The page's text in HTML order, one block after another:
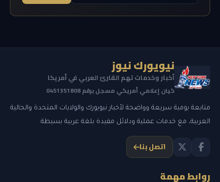
نيويورك نيوز
أخبار وخدمات تهم القارئ العربي في أمريكا
كيان إعلامي أمريكي مسجل برقم 0451351808
متابعة يومية سريعة وواضحة لأخبار نيويورك والولايات المتحدة والجالية
العربية، مع خدمات عملية ودلائل مفيدة بلغة عربية بسيطة.
اتصل بنا
روابط مهمة